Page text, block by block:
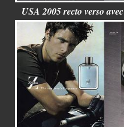
USA 2005 recto verso